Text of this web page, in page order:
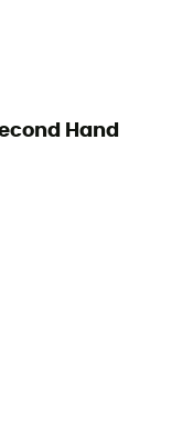
Hand